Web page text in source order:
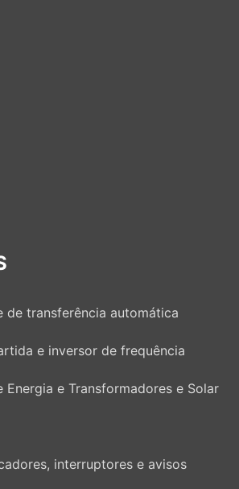
de transferência automática
e inversor de frequência
Energia e Transformadores e Solar
interruptores e avisos